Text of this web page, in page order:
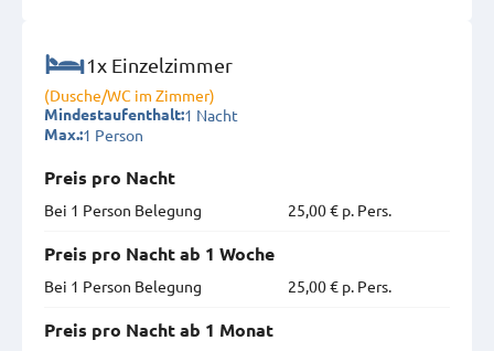
1x Einzelzimmer
(Dusche/WC im Zimmer)
Mindestaufenthalt:1 Nacht
Max.:1 Person
Preis pro Nacht
Bei 1 Person Belegung
25,00 € p. Pers.
Preis pro Nacht ab 1 Woche
Bei 1 Person Belegung
25,00 € p. Pers.
Preis pro Nacht ab 1 Monat